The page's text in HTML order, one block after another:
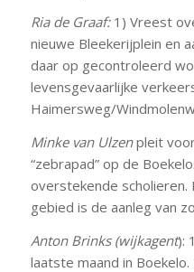
Ria de Graaf:1) Vreest
nieuwe Bleekerijplein en
daar op gecontroleerd
levensgevaarlijke
Haimersweg/
Minke van Ulzenpleit
“zebrapad” op de
overstekende scholieren.
gebied is de aanleg van
Anton Brinks (wijkagent):
laatste maand in Boekelo.